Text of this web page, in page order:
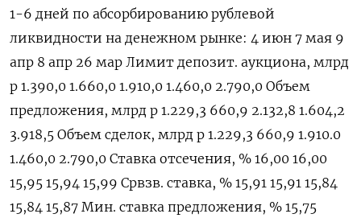
1-6 дней по абсорбированию рублевой
ликвидности на денежном рынке: 4 июн 7 мая 9
апр 8 апр 26 мар Лимит депозит. аукциона, млрд
р 1.390,0 1.660,0 1.910,0 1.460,0 2.790,0 Объем
предложения, млрд р 1.229,3 660,9 2.132,8 1.604,2
3.918,5 Объем сделок, млрд р 1.229,3 660,9 1.910.0
1.460,0 2.790,0 Ставка отсечения, % 16,00 16,00
15,95 15,94 15,99 Срвзв. ставка, % 15,91 15,91 15,84
15,84 15,87 Мин. ставка предложения, % 15,75